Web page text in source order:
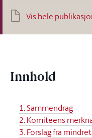
Vis hele
Innhold
1. Sammendrag
2. Komiteens
3. Forslag fra